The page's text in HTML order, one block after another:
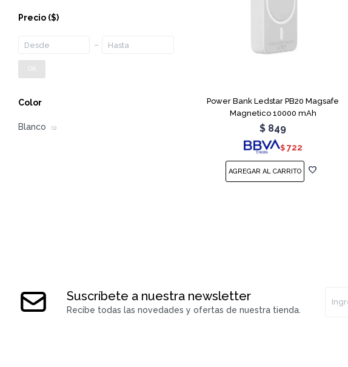
Power Bank Ledstar PB20 Magsafe
Magnetico 10000 mAh
$ 849
$ 722
Precio ($)
OK
Color
Blanco (1)
Suscríbete a nuestra newsletter
Recibe todas las novedades y ofertas de nuestra tienda.